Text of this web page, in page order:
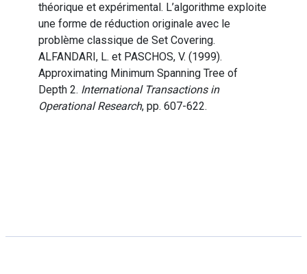
théorique et expérimental. L’algorithme exploite
une forme de réduction originale avec le
problème classique de Set Covering.
ALFANDARI, L. et PASCHOS, V. (1999).
Approximating Minimum Spanning Tree of
Depth 2. International Transactions in
Operational Research, pp. 607-622.